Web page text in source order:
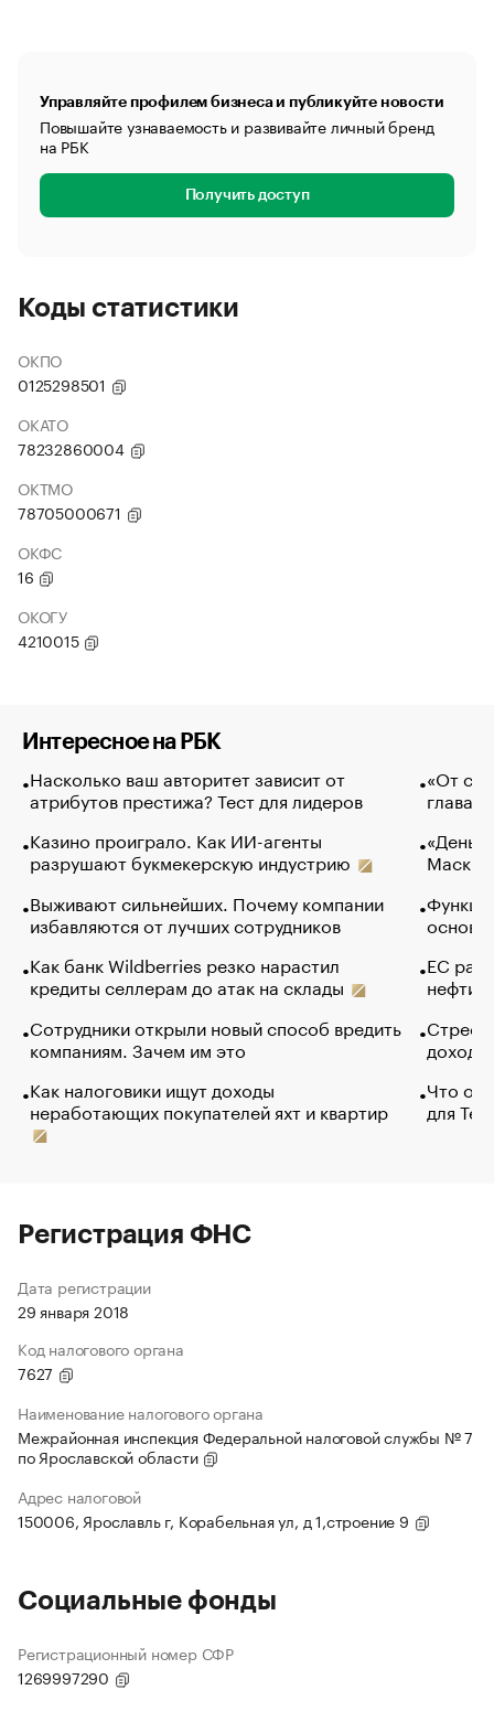
Управляйте профилем бизнеса и публикуйте новости
Повышайте узнаваемость и развивайте личный бренд
на РБК
Получить доступ
Коды статистики
ОКПО
0125298501
ОКАТО
78232860004
ОКТМО
78705000671
ОКФС
16
ОКОГУ
4210015
Интересное на РБК
Насколько ваш авторитет зависит от
атрибутов престижа? Тест для лидеров
Казино проиграло. Как ИИ-агенты
разрушают букмекерскую индустрию
Выживают сильнейших. Почему компании
избавляются от лучших сотрудников
Как банк Wildberries резко нарастил
кредиты селлерам до атак на склады
Сотрудники открыли новый способ вредить
компаниям. Зачем им это
Как налоговики ищут доходы
неработающих покупателей яхт и квартир
«От
глава
Маск в
основ
ЕС
нефти
Что
для
Регистрация ФНС
Дата регистрации
29 января 2018
Код налогового органа
7627
Наименование налогового органа
Межрайонная инспекция Федеральной налоговой службы № 7
по Ярославской области
Адрес налоговой
150006, Ярославль г, Корабельная ул, д 1,строение 9
Социальные фонды
Регистрационный номер СФР
1269997290